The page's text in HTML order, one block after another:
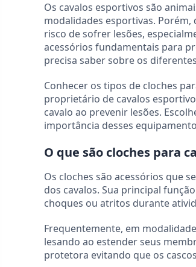
Os cavalos esportivos são
modalidades esportivas. Porém,
risco de sofrer lesões,
acessórios fundamentais para
precisa saber sobre os
Conhecer os tipos de cloches
proprietário de cavalos
cavalo ao prevenir lesões.
importância desses
O que são cloches para
Os cloches são acessórios que
dos cavalos. Sua principal
choques ou atritos durante
Frequentemente, em
lesando ao estender seus
protetora evitando que os